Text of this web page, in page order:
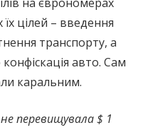
цілей – введення
транспорту, а
авто. Сам
каральним.
перевищувала $ 1